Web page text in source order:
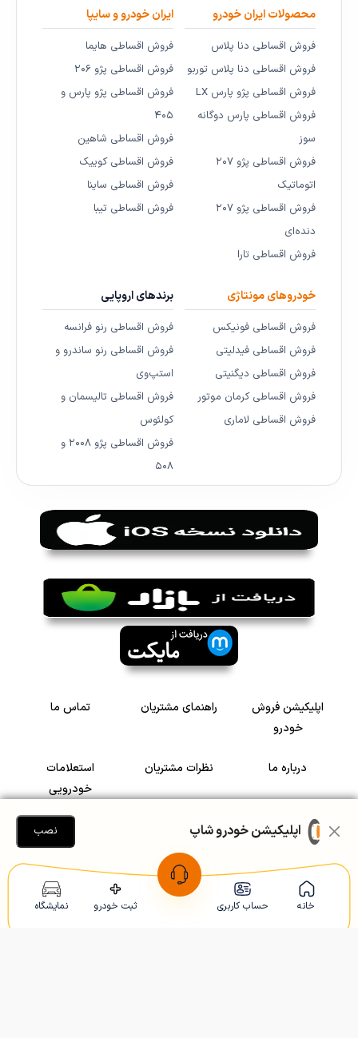
خانه حساب کاربری ثبت خودرو نمایشگاه
محصولات ایران خودرو
فروش اقساطی دنا پلاس
فروش اقساطی دنا پلاس توربو
فروش اقساطی پژو پارس LX
فروش اقساطی پارس دوگانه
سوز
فروش اقساطی پژو ۲۰۷
اتوماتیک
فروش اقساطی پژو ۲۰۷
دنده‌ای
فروش اقساطی تارا
ایران خودرو و سایپا
فروش اقساطی هایما
فروش اقساطی پژو ۲۰۶
فروش اقساطی پژو پارس و
۴۰۵
فروش اقساطی شاهین
فروش اقساطی کوییک
فروش اقساطی ساینا
فروش اقساطی تیبا
خودروهای مونتاژی
فروش اقساطی فونیکس
فروش اقساطی فیدلیتی
فروش اقساطی دیگنیتی
فروش اقساطی کرمان موتور
فروش اقساطی لاماری
برندهای اروپایی
فروش اقساطی رنو فرانسه
فروش اقساطی رنو ساندرو و
استپ‌وی
فروش اقساطی تالیسمان و
کولئوس
فروش اقساطی پژو ۲۰۰۸ و
۵۰۸
اپلیکیشن فروش
خودرو
راهنمای مشتریان تماس ما
درباره ما نظرات مشتریان
استعلامات
خودرویی
سرمایه گذاری در
رضایت مشتریان
Copyright © 2005-2026 Khodroshop.ir
اپلیکیشن خودرو شاپ نصب